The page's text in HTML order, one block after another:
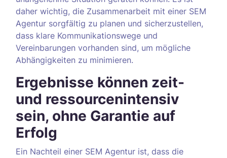
daher wichtig, die Zusammenarbeit mit einer SEM
Agentur sorgfältig zu planen und sicherzustellen,
dass klare Kommunikationswege und
Vereinbarungen vorhanden sind, um mögliche
Abhängigkeiten zu minimieren.
Ergebnisse können zeit-
und ressourcenintensiv
sein, ohne Garantie auf
Erfolg
Ein Nachteil einer SEM Agentur ist, dass die